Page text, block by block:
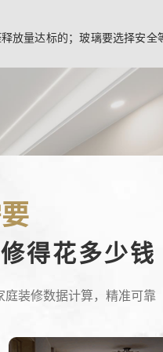
放量达标的；玻璃要选择安全
得花多少钱
装修数据计算，精准可靠